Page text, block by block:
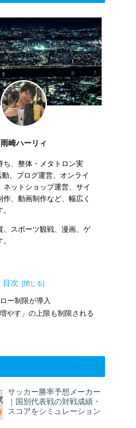
雨崎ハーリィ
ち、整体・メタトロン実
動、ブログ運営、オンライ
ネットショップ運営、サイ
作、動画制作など、幅広く
、スポーツ観戦、漫画、ゲ
目次
ー制限が導入
増やす」の上限も制限される
サッカー勝率予想メーカー
｜国別代表戦の対戦成績・
スコアをシミュレーション